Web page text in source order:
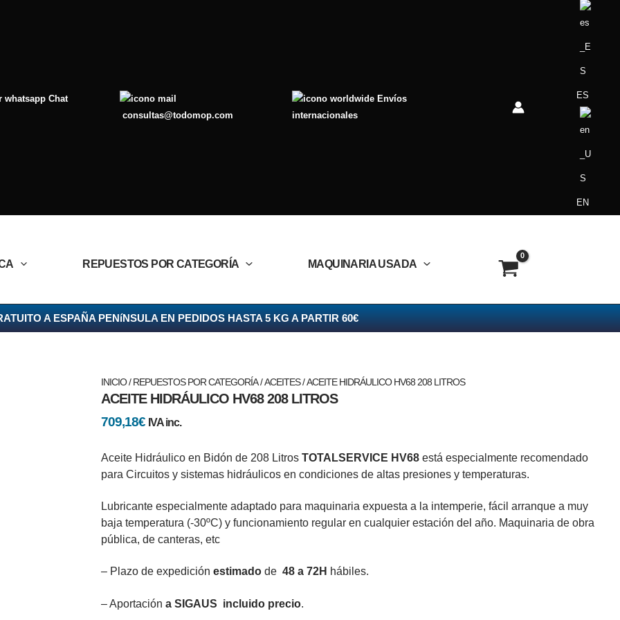
Chat
consultas@todomop.com
Envíos
internacionales
ES
EN
REPUESTOS POR CATEGORÍA MAQUINARIA USADA
A ESPAÑA PENíNSULA EN PEDIDOS HASTA 5 KG A PARTIR 60€
INICIO/REPUESTOS POR CATEGORÍA/ACEITES/ ACEITE HIDRÁULICO HV68 208 LITROS
ACEITE HIDRÁULICO HV68 208 LITROS
709,18€ IVA inc.
Aceite Hidráulico en Bidón de 208 Litros TOTALSERVICE HV68está especialmente recomendado
para Circuitos y sistemas hidráulicos en condiciones de altas presiones y temperaturas.
Lubricante especialmente adaptado para maquinaria expuesta a la intemperie, fácil arranque a muy
baja temperatura (-30ºC) y funcionamiento regular en cualquier estación del año. Maquinaria de obra
pública, de canteras, etc
– Plazo de expedición estimadode 48 a 72H hábiles.
– Aportación a SIGAUS incluido precio.